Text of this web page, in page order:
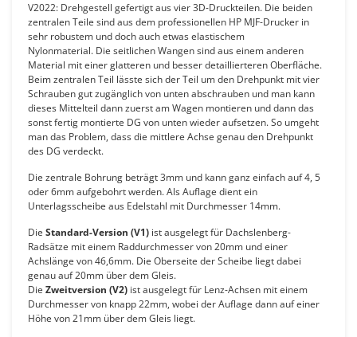
V2022: Drehgestell gefertigt aus vier 3D-Druckteilen. Die beiden
zentralen Teile sind aus dem professionellen HP MJF-Drucker in
sehr robustem und doch auch etwas elastischem
Nylonmaterial. Die seitlichen Wangen sind aus einem anderen
Material mit einer glatteren und besser detaillierteren Oberfläche.
Beim zentralen Teil lässte sich der Teil um den Drehpunkt mit vier
Schrauben gut zugänglich von unten abschrauben und man kann
dieses Mittelteil dann zuerst am Wagen montieren und dann das
sonst fertig montierte DG von unten wieder aufsetzen. So umgeht
man das Problem, dass die mittlere Achse genau den Drehpunkt
des DG verdeckt.
Die zentrale Bohrung beträgt 3mm und kann ganz einfach auf 4, 5
oder 6mm aufgebohrt werden. Als Auflage dient ein
Unterlagsscheibe aus Edelstahl mit Durchmesser 14mm.
Die Standard-Version (V1) ist ausgelegt für Dachslenberg-
Radsätze mit einem Raddurchmesser von 20mm und einer
Achslänge von 46,6mm. Die Oberseite der Scheibe liegt dabei
genau auf 20mm über dem Gleis.
Die Zweitversion (V2) ist ausgelegt für Lenz-Achsen mit einem
Durchmesser von knapp 22mm, wobei der Auflage dann auf einer
Höhe von 21mm über dem Gleis liegt.